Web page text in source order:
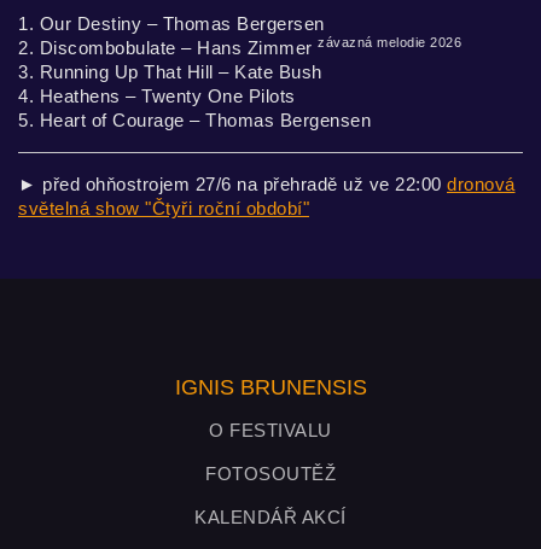
1. Our Destiny – Thomas Bergersen
2. Discombobulate – Hans Zimmer závazná melodie 2026
3. Running Up That Hill – Kate Bush
4. Heathens – Twenty One Pilots
5. Heart of Courage – Thomas Bergensen
► před ohňostrojem 27/6 na přehradě už ve 22:00 dronová
světelná show "Čtyři roční období"
IGNIS BRUNENSIS
O FESTIVALU
FOTOSOUTĚŽ
KALENDÁŘ AKCÍ